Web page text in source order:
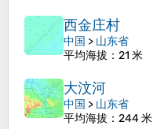
西金庄村
中国 > 山东省
平均海拔 ：21 米
大汶河
中国 > 山东省
平均海拔 ：244 米